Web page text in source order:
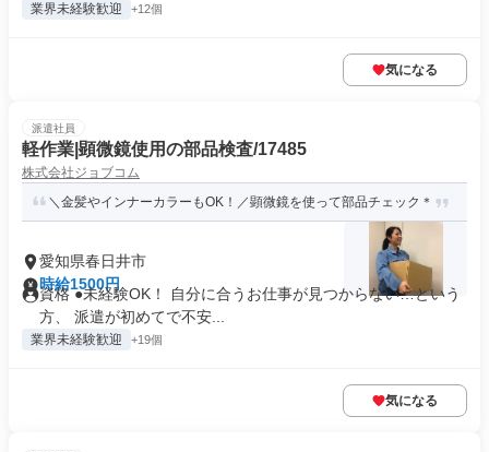
業界未経験歓迎 +12個
気になる
派遣社員
軽作業|顕微鏡使用の部品検査/17485
株式会社ジョブコム
＼金髪やインナーカラーもOK！／顕微鏡を使って部品チェック＊
愛知県春日井市
時給1500円
資格 ●未経験OK！ 自分に合うお仕事が見つからない…という
方、 派遣が初めてで不安...
業界未経験歓迎 +19個
気になる